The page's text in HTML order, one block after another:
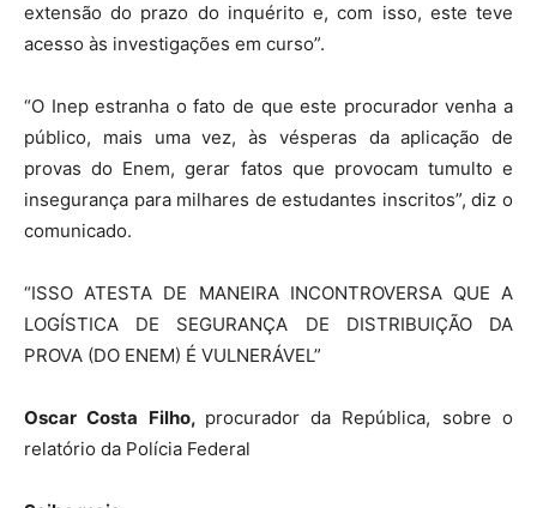
extensão do prazo do inquérito e, com isso, este teve
acesso às investigações em curso”.
“O Inep estranha o fato de que este procurador venha a
público, mais uma vez, às vésperas da aplicação de
provas do Enem, gerar fatos que provocam tumulto e
insegurança para milhares de estudantes inscritos”, diz o
comunicado.
“ISSO ATESTA DE MANEIRA INCONTROVERSA QUE A
LOGÍSTICA DE SEGURANÇA DE DISTRIBUIÇÃO DA
PROVA (DO ENEM) É VULNERÁVEL”
Oscar Costa Filho, procurador da República, sobre o
relatório da Polícia Federal